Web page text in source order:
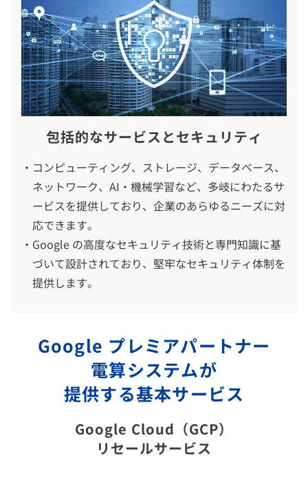
包括的なサービスとセキュリティ
コンピューティング、ストレージ、データベース、
ネットワーク、AI・機械学習など、多岐にわたるサ
ービスを提供しており、企業のあらゆるニーズに対
応できます。
Google の高度なセキュリティ技術と専門知識に基
づいて設計されており、堅牢なセキュリティ体制を
提供します。
Google プレミアパートナー
電算システムが
提供する基本サービス
Google Cloud（GCP）
リセールサービス